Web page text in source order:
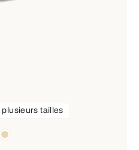
beige
tailles